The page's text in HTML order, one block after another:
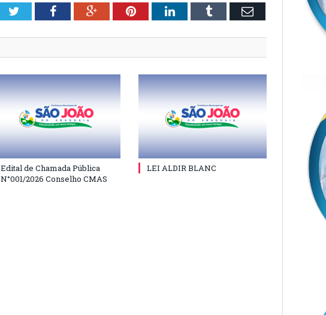
TwitterFacebookGoogle+PinterestLinkedInTumblr Email
Edital de Chamada Pública
N°001/2026 Conselho CMAS
LEI ALDIR BLANC